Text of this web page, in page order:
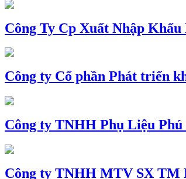
Công Ty Cp Xuất Nhập
Công ty Cổ phần Phát triển
Công ty TNHH Phụ Liệu Phú
Công ty TNHH MTV SX TM